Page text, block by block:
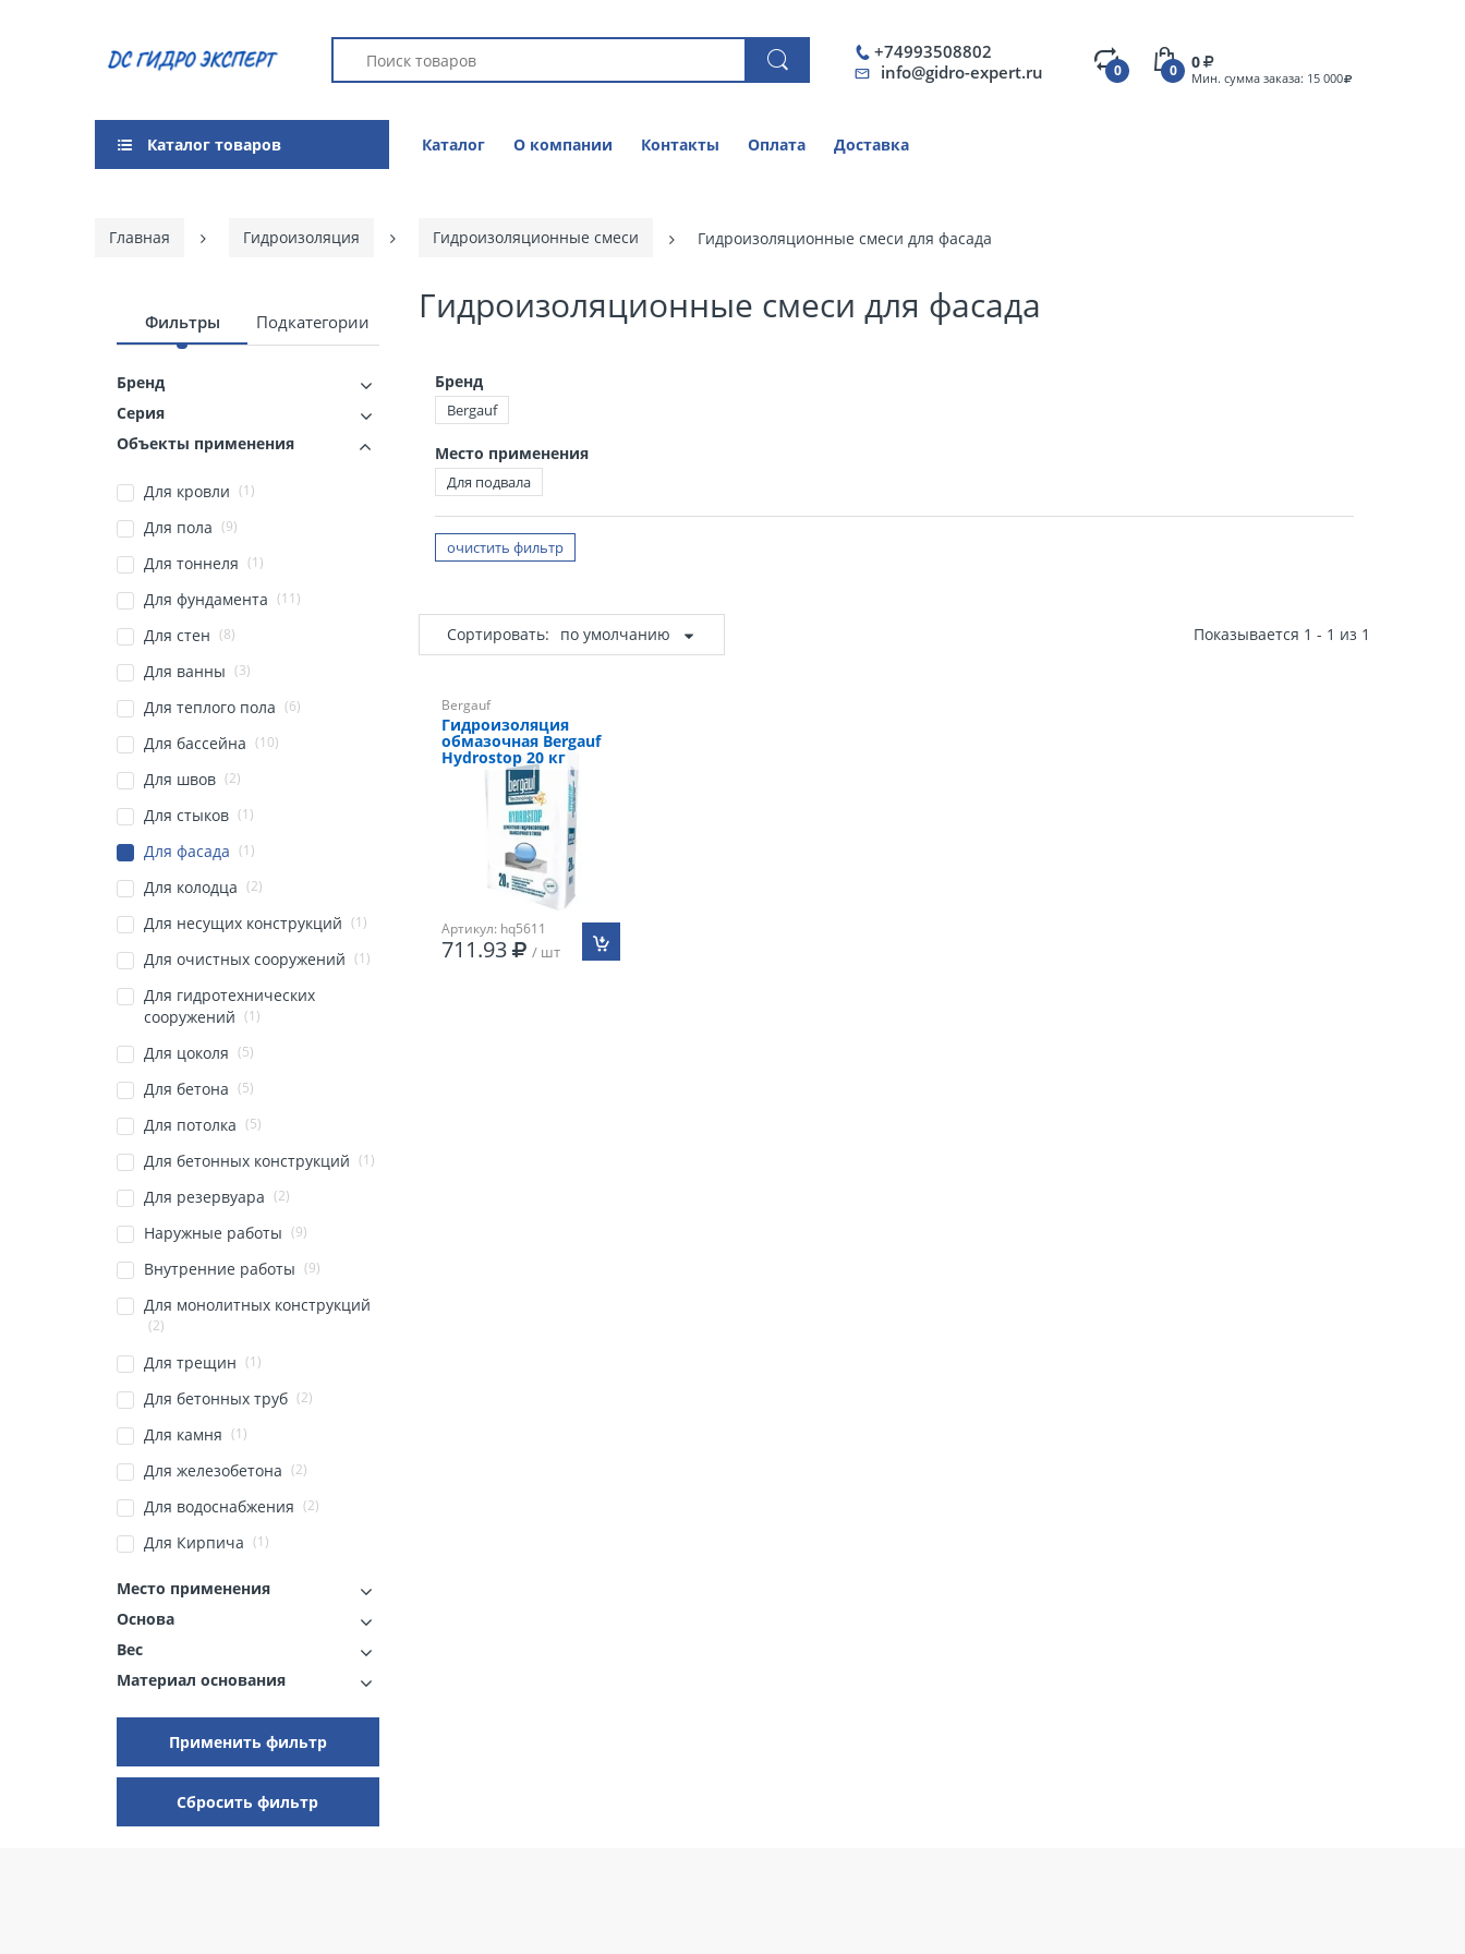
+74993508802
info@gidro-expert.ru
0 0 0
Мин. сумма заказа: 15 000
Каталог товаров Каталог О компании Контакты Оплата Доставка
Главная Гидроизоляция Гидроизоляционные смеси Гидроизоляционные смеси для фасада
Фильтры Подкатегории
Бренд
Серия
Объекты применения
Для кровли (1)
Для пола (9)
Для тоннеля (1)
Для фундамента (11)
Для стен (8)
Для ванны (3)
Для теплого пола (6)
Для бассейна (10)
Для швов (2)
Для стыков (1)
Для фасада (1)
Для колодца (2)
Для несущих конструкций (1)
Для очистных сооружений (1)
Для гидротехнических
сооружений (1)
Для цоколя (5)
Для бетона (5)
Для потолка (5)
Для бетонных конструкций (1)
Для резервуара (2)
Наружные работы (9)
Внутренние работы (9)
Для монолитных конструкций
(2)
Для трещин (1)
Для бетонных труб (2)
Для камня (1)
Для железобетона (2)
Для водоснабжения (2)
Для Кирпича (1)
Место применения
Основа
Вес
Материал основания
Применить фильтр
Сбросить фильтр
Гидроизоляционные смеси для фасада
Бренд
Bergauf
Место применения
Для подвала
очистить фильтр
Сортировать: по умолчанию Показывается 1 - 1 из 1
Bergauf
Гидроизоляция
обмазочная Bergauf
Hydrostop 20 кг
Артикул: hq5611
711.93 / шт